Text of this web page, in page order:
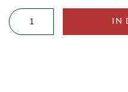
Kompass
70/100
IN